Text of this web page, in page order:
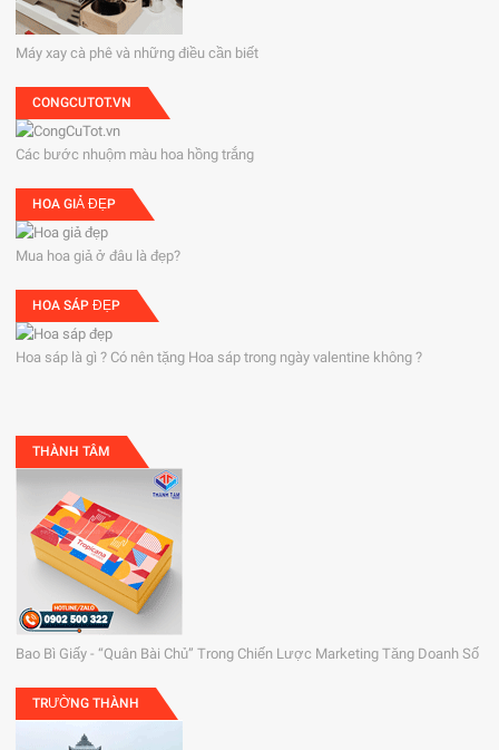
Máy xay cà phê và những điều cần biết
CONGCUTOT.VN
Các bước nhuộm màu hoa hồng trắng
HOA GIẢ ĐẸP
Mua hoa giả ở đâu là đẹp?
HOA SÁP ĐẸP
Hoa sáp là gì ? Có nên tặng Hoa sáp trong ngày valentine không ?
THÀNH TÂM
Bao Bì Giấy - “Quân Bài Chủ” Trong Chiến Lược Marketing Tăng Doanh Số
TRƯỜNG THÀNH